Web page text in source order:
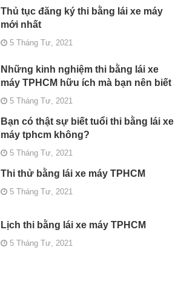
Thủ tục đăng ký thi bằng lái xe máy
mới nhất
5 Tháng Tư, 2021
Những kinh nghiệm thi bằng lái xe
máy TPHCM hữu ích mà bạn nên biết
5 Tháng Tư, 2021
Bạn có thật sự biết tuổi thi bằng lái xe
máy tphcm không?
5 Tháng Tư, 2021
Thi thử bằng lái xe máy TPHCM
5 Tháng Tư, 2021
Lịch thi bằng lái xe máy TPHCM
5 Tháng Tư, 2021